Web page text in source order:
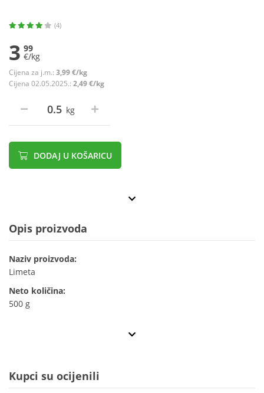
(4)
3 99
€/kg
Cijena za j.m.: 3,99 €/kg
Cijena 02.05.2025.: 2,49 €/kg
kg
DODAJ U KOŠARICU
Opis proizvoda
Naziv proizvoda:
Limeta
Neto količina:
500 g
Kupci su ocijenili